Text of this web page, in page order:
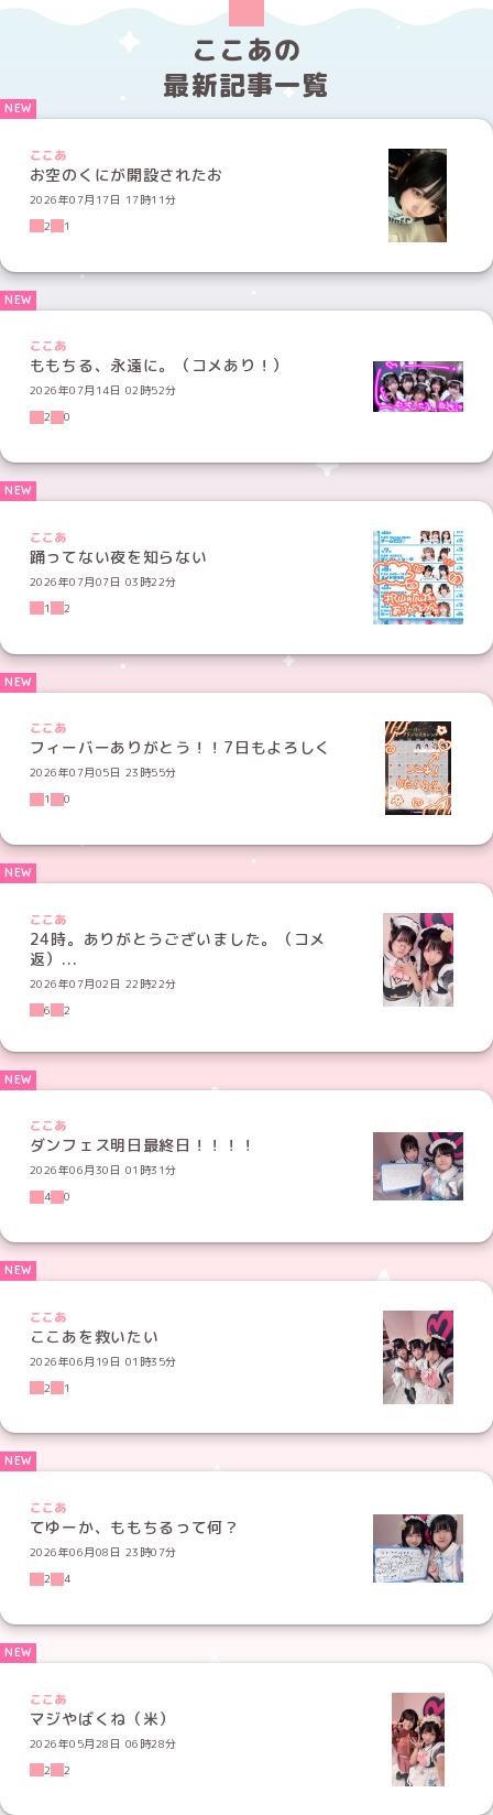
ここあの
最新記事一覧
ここあ
お空のくにが開設されたお
2026年07月17日 17時11分
2
1
ここあ
ももちる、永遠に。（コメあり！）
2026年07月14日 02時52分
2
0
ここあ
踊ってない夜を知らない
2026年07月07日 03時22分
1
2
ここあ
フィーバーありがとう！！7日もよろしく
2026年07月05日 23時55分
1
0
ここあ
24時。ありがとうございました。（コメ
返）...
2026年07月02日 22時22分
6
2
ここあ
ダンフェス明日最終日！！！！
2026年06月30日 01時31分
4
0
ここあ
ここあを救いたい
2026年06月19日 01時35分
2
1
ここあ
てゆーか、ももちるって何？
2026年06月08日 23時07分
2
4
ここあ
マジやばくね（米）
2026年05月28日 06時28分
2
2